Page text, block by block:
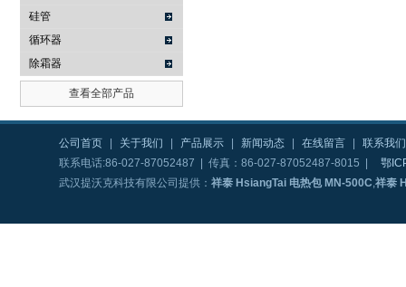
硅管
循环器
除霜器
查看全部产品
公司首页 关于我们 产品展示 新闻动态 在线留言
联系我们
联系电话:86-027-87052487 | 传真：86-027-87052487-8015 |
鄂
武汉提沃克科技有限公司提供： 祥泰 HsiangTai 电热包 MN-500C,祥泰